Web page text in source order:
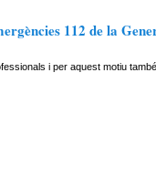
112 de la
i per aquest motiu